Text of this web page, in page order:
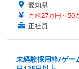
愛知県
月給27万円～50
正社員
未経験採用枠/ゲー